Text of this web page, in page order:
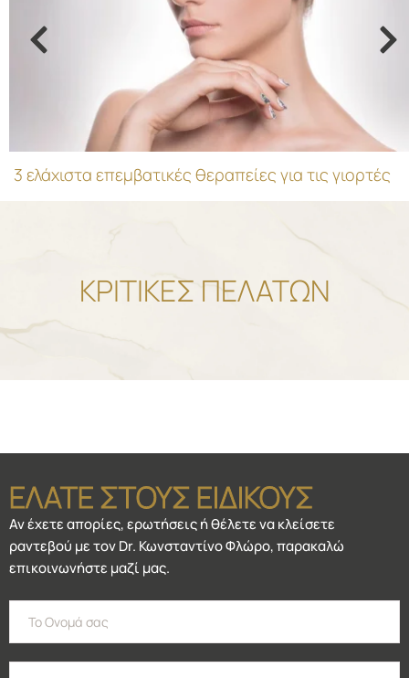
3 ελάχιστα επεμβατικές θεραπείες για τις γιορτές
ΚΡΙΤΙΚΕΣ ΠΕΛΑΤΩΝ
ΕΛΑΤΕ ΣΤΟΥΣ ΕΙΔΙΚΟΥΣ
Αν έχετε απορίες, ερωτήσεις ή θέλετε να κλείσετε
ραντεβού με τον Dr. Κωνσταντίνο Φλώρο, παρακαλώ
επικοινωνήστε μαζί μας.